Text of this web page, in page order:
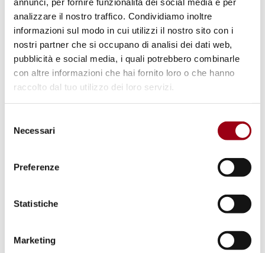
analizzare il nostro traffico. Condividiamo inoltre
informazioni sul modo in cui utilizzi il nostro sito con i
nostri partner che si occupano di analisi dei dati web,
pubblicità e social media, i quali potrebbero combinarle
con altre informazioni che hai fornito loro o che hanno
raccolto dal tuo utilizzo dei loro servizi.
delNecessari
Preferenze
Statistiche
Marketing
Nel 2007 redige un rapporto che
approfondisce le problematiche legate
all’intersezione tra cultura e violenza contro
le donne. Nel 2009 si dedica
all’approfondimento della dimensione
economico-politica dei diritti umani delle
In un contesto di ricerca ampio e dai confini
labili, la Relatrice speciale mostra esperienza,
competenza e capacità nello standardizzare
la terminologia più adatta ad analizzare e
indirizzare l’evoluzione del concetto di